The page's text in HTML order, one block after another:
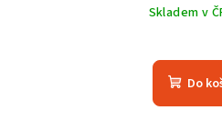
Skladem v
Do